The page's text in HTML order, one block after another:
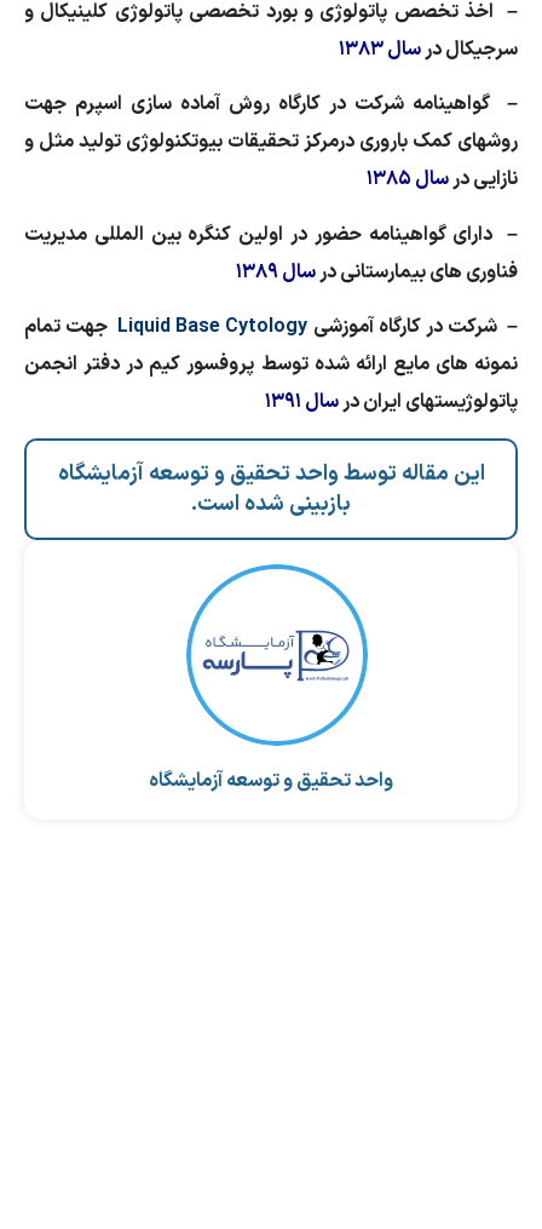
– اخذ تخصص پاتولوژی و بورد تخصصی پاتولوژی کلینیکال و
سرجیکال در سال ۱۳۸۳
– گواهینامه شرکت در کارگاه روش آماده سازی اسپرم جهت
روشهای کمک باروری درمرکز تحقیقات بیوتکنولوژی تولید مثل و
نازایی درسال ۱۳۸۵
– دارای گواهینامه حضور در اولین کنگره بین المللی مدیریت
فناوری های بیمارستانی در سال ۱۳۸۹
– شرکت در کارگاه آموزشی Liquid Base Cytology جهت تمام
نمونه های مایع ارائه شده توسط پروفسور کیم در دفتر انجمن
پاتولوژیستهای ایران درسال ۱۳۹۱
این مقاله توسط واحد تحقیق و توسعه آزمایشگاه
بازبینی شده است.
واحد تحقیق و توسعه آزمایشگاه